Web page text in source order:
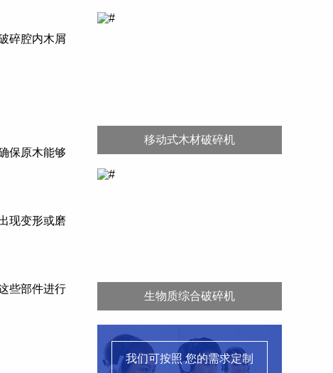
移动式木材破碎机
生物质综合破碎机
我们可按照您的需求定制
碎腔内木屑
保原木能够
现变形或磨
些部件进行